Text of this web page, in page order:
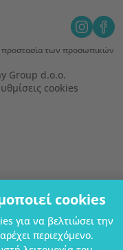
cookies
για να βελτιώσει την
περιεχόμενο.
των προσωπικών
Group d.o.o.
cookies